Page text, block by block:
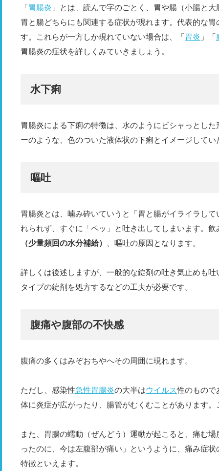
「 胃腸炎 」とは、読んで字のごとく、胃や腸（小腸と
胃と腸どちらにも関連する症状が現れます。代表的な
す。これらが一方しか現れていない場合は、「 胃炎 」「
胃腸炎の症状を詳しくみていきましょう。
水下痢
胃腸炎による下痢の特徴は、水のようにビシャっとし
ーのような、色のついた液体状の下痢とイメージして
嘔吐
胃腸炎とは、噛み砕いていうと「胃と腸がイライラし
れられず、すぐに「ペッ」と吐き出してしまいます。飲
（少量頻回の水分補給）
、嘔吐の原因となります。
詳しくは後述しますが、一般的な錠剤の吐き気止めも
タイプの錠剤を処方するなどの工夫が必要です。
腹痛や腹部の不快感
腹痛の多くはみぞおちやへその周囲に現れます。
ただし、感染性急性胃腸炎の大半はウイルス性のもので
体に炎症が広がったり、腸管がむくむことがあります
また、胃腸の蠕動（ぜんどう）運動が起こると、痛む
ったのに、今は左腹部が痛い」というように、痛み症
特徴といえます。